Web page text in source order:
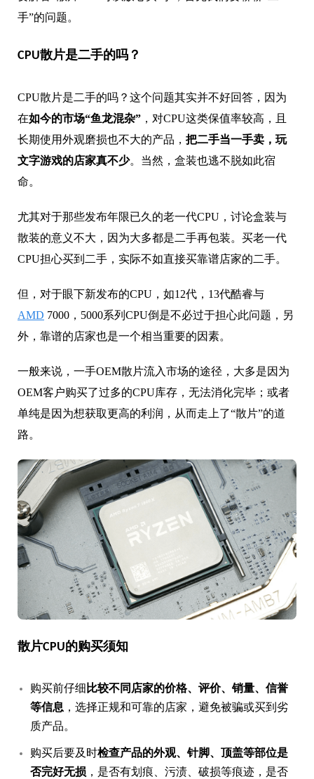
手”的问题。
CPU散片是二手的吗？
CPU散片是二手的吗？这个问题其实并不好回答，因为
在如今的市场“鱼龙混杂” ，对CPU这类保值率较高，且
长期使用外观磨损也不大的产品， 把二手当一手卖，玩
文字游戏的店家真不少。当然，盒装也逃不脱如此宿
命。
尤其对于那些发布年限已久的老一代CPU，讨论盒装与
散装的意义不大，因为大多都是二手再包装。买老一代
CPU担心买到二手，实际不如直接买靠谱店家的二手。
但，对于眼下新发布的CPU，如12代，13代酷睿与
AMD 7000，5000系列CPU倒是不必过于担心此问题，另
外，靠谱的店家也是一个相当重要的因素。
一般来说，一手OEM散片流入市场的途径，大多是因为
OEM客户购买了过多的CPU库存，无法消化完毕；或者
单纯是因为想获取更高的利润，从而走上了“散片”的道
路。
散片CPU的购买须知
购买前仔细 比较不同店家的价格、评价、销量、信誉
等信息 ，选择正规和可靠的店家，避免被骗或买到劣
质产品。
购买后要及时检查产品的外观、针脚、顶盖等部位是
否完好无损 ，是否有划痕、污渍、破损等痕迹，是否